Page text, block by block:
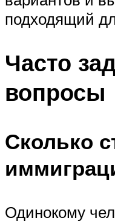
подходящий
Часто
вопросы
Сколько
Одинокому